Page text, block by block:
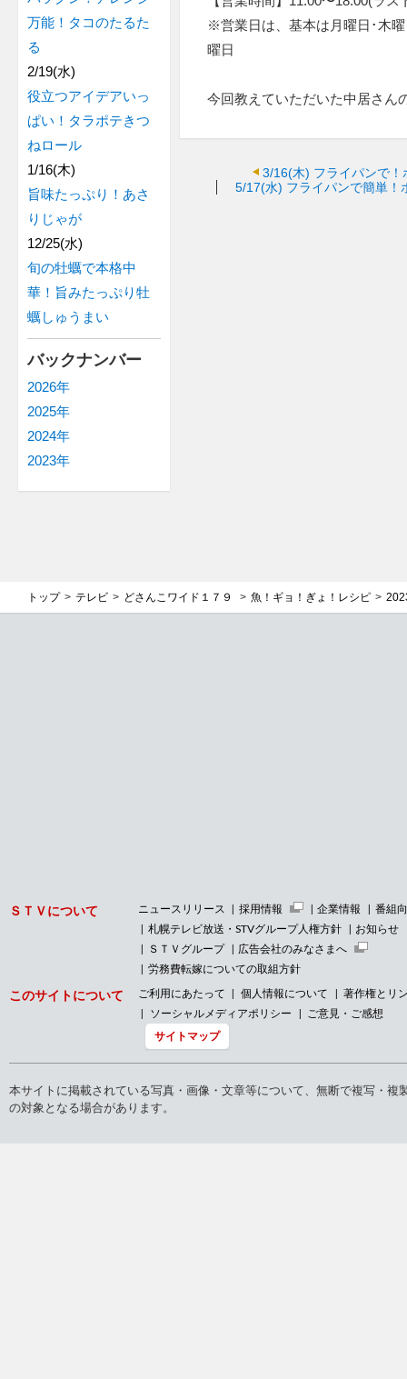
※営業日は、基本は月曜日･木
曜日
今回教えていただいた中居さん
3/16(木) フライパンで
5/17(水) フライパンで簡単！
万能！タコのたるた
る
2/19(水)
役立つアイデアいっ
ぱい！タラポテきつ
ねロール
1/16(木)
旨味たっぷり！あさ
りじゃが
12/25(水)
旬の牡蠣で本格中
華！旨みたっぷり牡
蠣しゅうまい
バックナンバー
2026年
2025年
2024年
2023年
トップ テレビ どさんこワイド１７９ 魚！ギョ！ぎょ！レシピ
ＳＴＶについて ニュースリリース 採用情報 企業情報
番組
札幌テレビ放送・STVグループ人権方針
お知らせ
ＳＴＶグループ
広告会社のみなさまへ
労務費転嫁についての取組方針
このサイトについて ご利用にあたって 個人情報について
著作権とリ
ソーシャルメディアポリシー
ご意見・ご感想
サイトマップ
本サイトに掲載されている写真・画像・文章等について、無断で複写・
の対象となる場合があります。